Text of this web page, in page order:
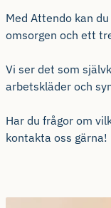
Med Attendo kan
omsorgen och ett
Vi ser det som
arbetskläder och
Har du frågor om
kontakta oss gärna!